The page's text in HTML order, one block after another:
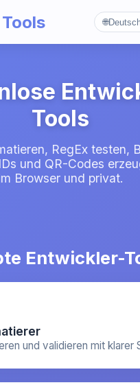
Passwort Generator
QR-Code Generator
Base64 Encoder
MD5 Hash Generator
🌐
Tools
RegEx testen,
und QR-Codes
Browser und privat.
Entwickler-
und validieren mit klarer